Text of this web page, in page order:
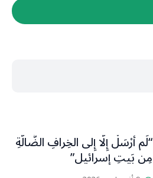
“لَم أُرْسَلْ إِلَّا إِلى الخِرافِ الضَّالَّةِ
مِن بَيتِ إسرائيل”